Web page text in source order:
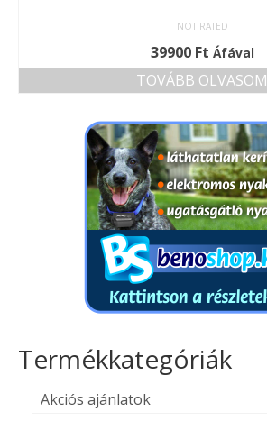
NOT RATED
39900 Ft Áfával
TOVÁBB OLVASOM
Termékkategóriák
Akciós ajánlatok